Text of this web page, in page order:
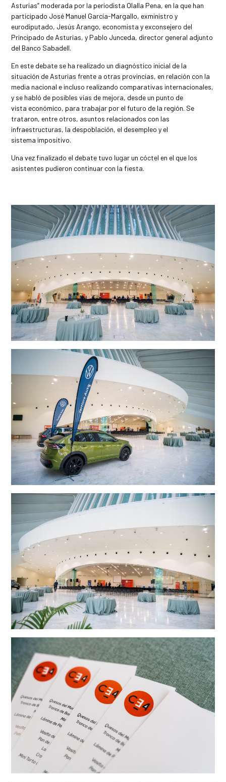
Asturias” moderada por la periodista Olalla Pena, en la que han
participado José Manuel García-Margallo, exministro y
eurodiputado, Jesús Arango, economista y exconsejero del
Principado de Asturias, y Pablo Junceda, director general adjunto
del Banco Sabadell.
En este debate se ha realizado un diagnóstico inicial de la
situación de Asturias frente a otras provincias, en relación con la
media nacional e incluso realizando comparativas internacionales,
y se habló de posibles vías de mejora, desde un punto de
vista económico, para trabajar por el futuro de la región. Se
trataron, entre otros, asuntos relacionados con las
infraestructuras, la despoblación, el desempleo y el
sistema impositivo.
Una vez finalizado el debate tuvo lugar un cóctel en el que los
asistentes pudieron continuar con la fiesta.